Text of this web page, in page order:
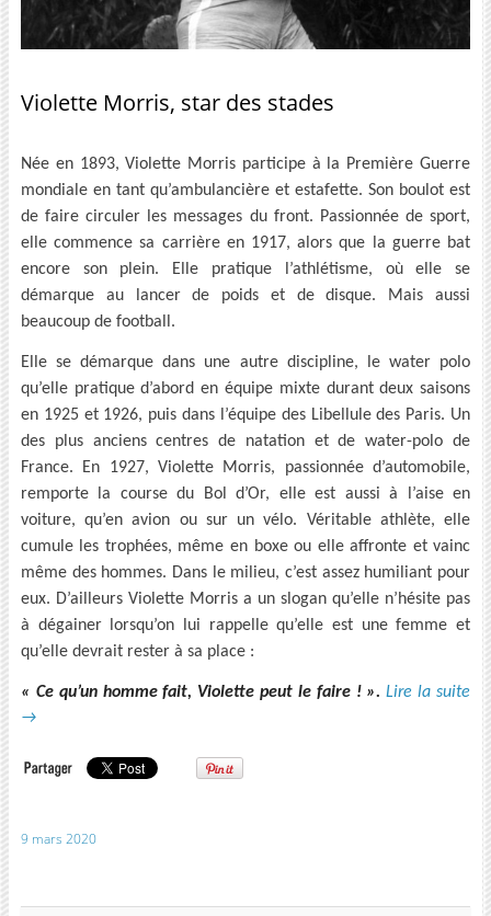
Violette Morris, star des stades
Née en 1893, Violette Morris participe à la Première Guerre
mondiale en tant qu’ambulancière et estafette. Son boulot est
de faire circuler les messages du front. Passionnée de sport,
elle commence sa carrière en 1917, alors que la guerre bat
encore son plein. Elle pratique l’athlétisme, où elle se
démarque au lancer de poids et de disque. Mais aussi
beaucoup de football.
Elle se démarque dans une autre discipline, le water polo
qu’elle pratique d’abord en équipe mixte durant deux saisons
en 1925 et 1926, puis dans l’équipe des Libellule des Paris. Un
des plus anciens centres de natation et de water-polo de
France. En 1927, Violette Morris, passionnée d’automobile,
remporte la course du Bol d’Or, elle est aussi à l’aise en
voiture, qu’en avion ou sur un vélo. Véritable athlète, elle
cumule les trophées, même en boxe ou elle affronte et vainc
même des hommes. Dans le milieu, c’est assez humiliant pour
eux. D’ailleurs Violette Morris a un slogan qu’elle n’hésite pas
à dégainer lorsqu’on lui rappelle qu’elle est une femme et
qu’elle devrait rester à sa place :
« Ce qu’un homme fait, Violette peut le faire ! ». Lire la suite
→
9 mars 2020